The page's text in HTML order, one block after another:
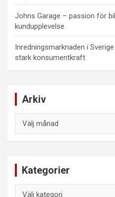
Johns Garage – passion för
kundupplevelse
Inredningsmarknaden i
stark konsumentkraft
Arkiv
Kategorier